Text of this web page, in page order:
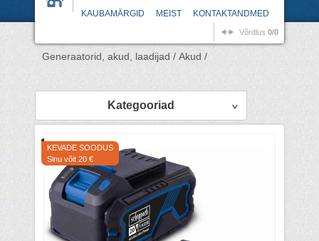
KAUBAMÄRGID
MEIST KONTAKTANDMED
Võrdlus 0/0
Generaatorid, akud, laadijad / Akud /
Kategooriad
KEVADE SOODUS
Sinu võit 20 €